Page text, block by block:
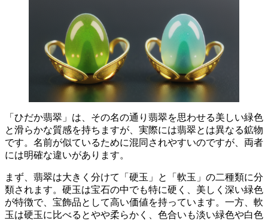
「ひだか翡翠」は、その名の通り翡翠を思わせる美しい緑色
と滑らかな質感を持ちますが、実際には翡翠とは異なる鉱物
です。 名前が似ているために混同されやすいのですが、両者
には明確な違いがあります。
まず、翡翠は大きく分けて「硬玉」と「軟玉」の二種類に分
類されます。硬玉は宝石の中でも特に硬く、美しく深い緑色
が特徴で、宝飾品として高い価値を持っています。一方、軟
玉は硬玉に比べるとやや柔らかく、色合いも淡い緑色や白色